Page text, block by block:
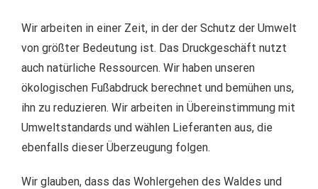
Wir arbeiten in einer Zeit, in der der Schutz der Umwelt
von größter Bedeutung ist. Das Druckgeschäft nutzt
auch natürliche Ressourcen. Wir haben unseren
ökologischen Fußabdruck berechnet und bemühen uns,
ihn zu reduzieren. Wir arbeiten in Übereinstimmung mit
Umweltstandards und wählen Lieferanten aus, die
ebenfalls dieser Überzeugung folgen.
Wir glauben, dass das Wohlergehen des Waldes und